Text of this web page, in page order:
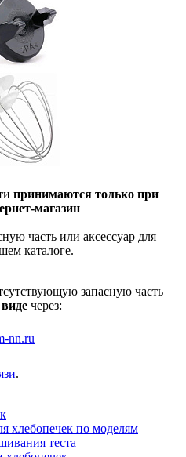
принимаются только при
магазин
часть или аксессуар для
каталоге.
запасную часть
через:
nn.ru
.
хлебопечек по моделям
теста